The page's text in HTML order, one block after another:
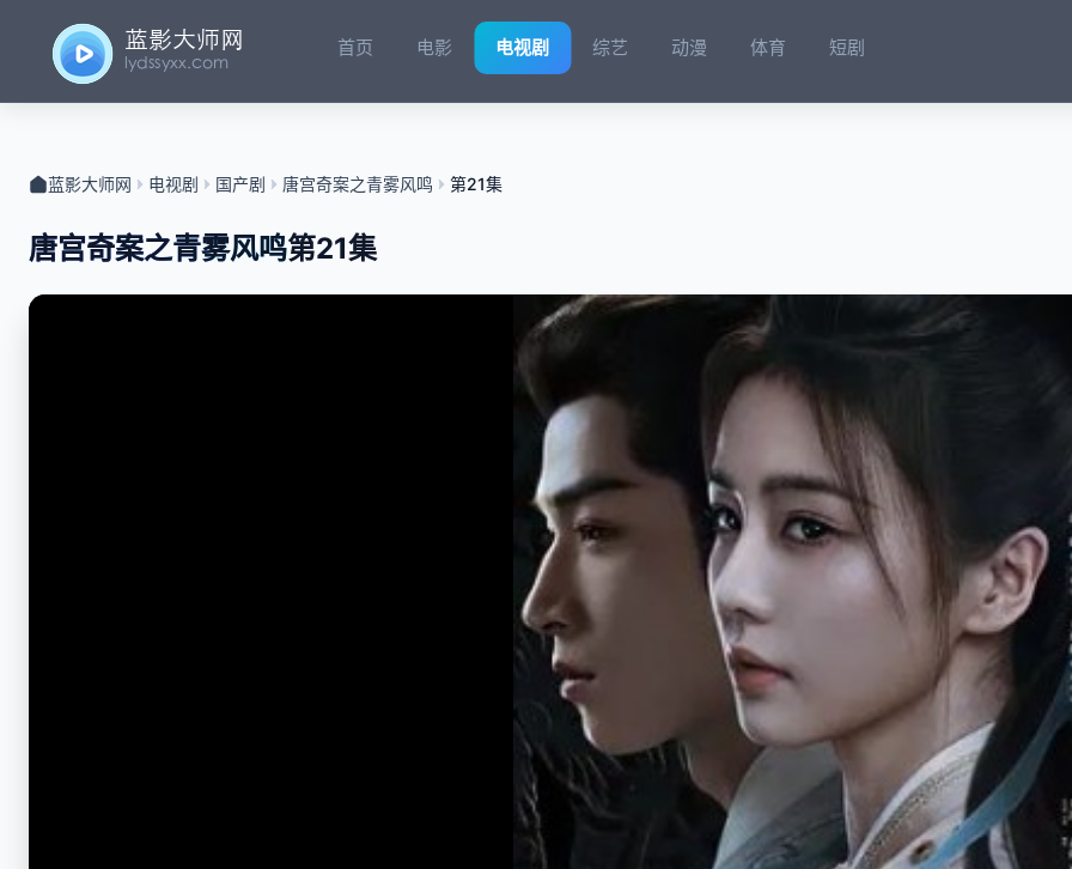
首页 电影 电视剧 综艺 动漫 体育 短剧
蓝影大师网 电视剧 国产剧 唐宫奇案之青雾风鸣 第21集
唐宫奇案之青雾风鸣第21集